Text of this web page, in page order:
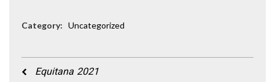
Category: Uncategorized
Equitana 2021